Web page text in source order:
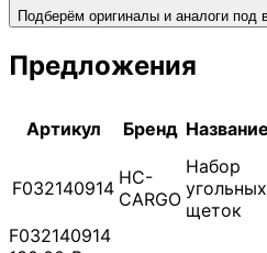
Подберём оригиналы и аналоги
Предложения
Артикул Бренд Название
F032140914 HC-
CARGO
Набор
угольных
щеток
F032140914